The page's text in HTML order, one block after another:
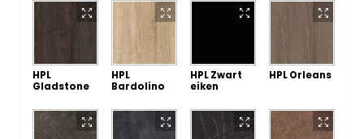
HPL
Gladstone
HPL
Bardolino
HPL Zwart
eiken
HPL Orleans